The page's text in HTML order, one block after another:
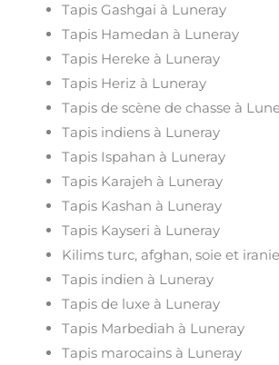
Tapis Gashgai à Luneray
Tapis Hamedan à Luneray
Tapis Hereke à Luneray
Tapis Heriz à Luneray
Tapis de scène de chasse à
Tapis indiens à Luneray
Tapis Ispahan à Luneray
Tapis Karajeh à Luneray
Tapis Kashan à Luneray
Tapis Kayseri à Luneray
Kilims turc, afghan, soie et
Tapis indien à Luneray
Tapis de luxe à Luneray
Tapis Marbediah à Luneray
Tapis marocains à Luneray